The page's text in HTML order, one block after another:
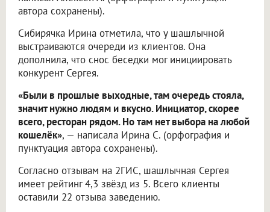
автора сохранены).
Сибирячка Ирина отметила, что у шашлычной
выстраиваются очереди из клиентов. Она
дополнила, что снос беседки мог инициировать
конкурент Сергея.
«Были в прошлые выходные, там очередь стояла,
значит нужно людям и вкусно. Инициатор, скорее
всего, ресторан рядом. Но там нет выбора на любой
кошелёк», — написала Ирина С. (орфография и
пунктуация автора сохранены).
Согласно отзывам на 2ГИС, шашлычная Сергея
имеет рейтинг 4,3 звёзд из 5. Всего клиенты
оставили 22 отзыва заведению.